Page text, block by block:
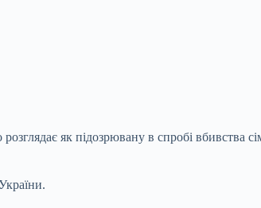
як підозрювану в спробі вбивства